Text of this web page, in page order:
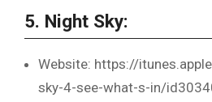
5. Night Sky:
Website: https://
sky-4-see-what-s-in/